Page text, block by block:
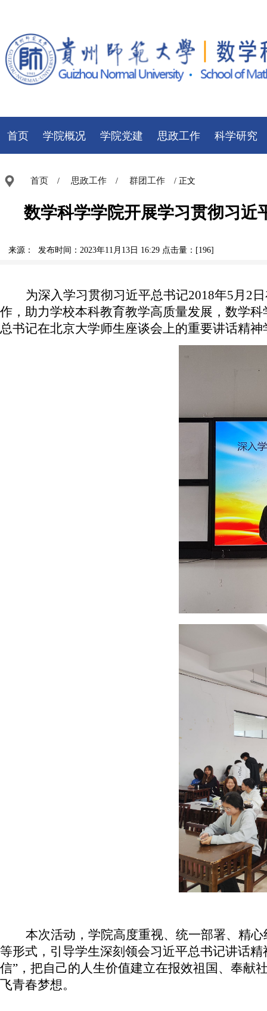
首页 学院概况 学院党建 思政工作 科学研究
首页 / 思政工作 / 群团工作 / 正文
数学科学学院开展学习贯彻习近
来源： 发布时间：2023年11月13日 16:29 点击量：[196]
为深入学习贯彻习近平总书记2018年5月2
作，助力学校本科教育教学高质量发展，数学
总书记在北京大学师生座谈会上的重要讲话精
本次活动，学院高度重视、统一部署、精
等形式，引导学生深刻领会习近平总书记讲话精
信”，把自己的人生价值建立在报效祖国、奉献
飞青春梦想。